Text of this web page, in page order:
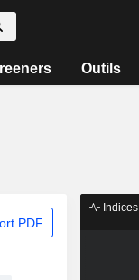
Outils
PDF
Indices